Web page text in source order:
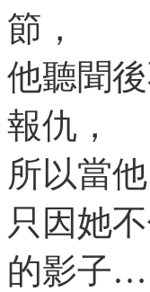
節，
他聽聞
報仇，
所以當
只因她
的影子